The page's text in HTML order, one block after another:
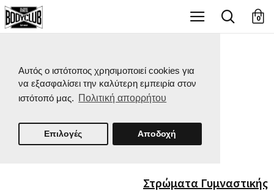
Αυτός ο ιστότοπος χρησιμοποιεί cookies για
να εξασφαλίσει την καλύτερη εμπειρία στον
ιστότοπό μας. Πολιτική απορρήτου
X
Επιλογές Αποδοχή
0
Στρώματα Γυμναστικής